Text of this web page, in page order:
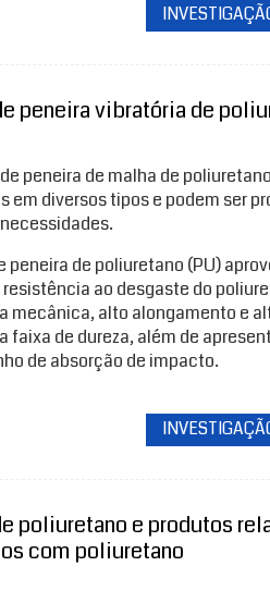
peneira vibratória de
peneira de malha de
em diversos tipos e podem ser
peneira de poliuretano (PU)
ao desgaste do
mecânica, alto alongamento e
faixa de dureza, além de
de absorção de impacto.
poliuretano e produtos
com poliuretano